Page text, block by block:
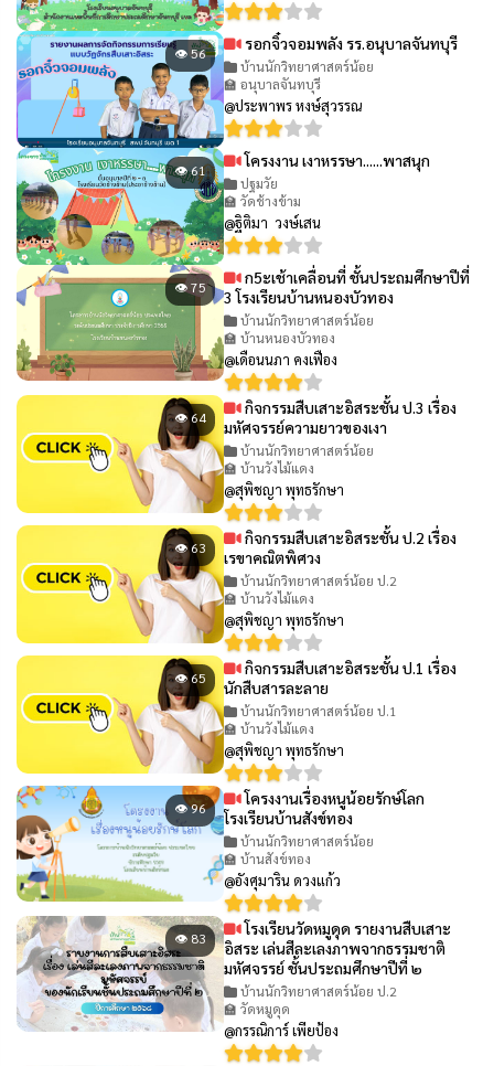
👁 56 รอกจิ๋วจอมพลัง รร.อนุบาลจันทบุรี
บ้านนักวิทยาศาสตร์น้อย
🏫 อนุบาลจันทบุรี
@ประพาพร หงษ์สุวรรณ
👁 61 โครงงาน เงาหรรษา......พาสนุก
ปฐมวัย
🏫 วัดช้างข้าม
@ฐิติมา วงษ์เสน
👁 75
ก5ะเช้าเคลื่อนที่ ชั้นประถมศึกษาปีที่
3 โรงเรียนบ้านหนองบัวทอง
บ้านนักวิทยาศาสตร์น้อย
🏫 บ้านหนองบัวทอง
@เดือนนภา คงเฟือง
👁 64
กิจกรรมสืบเสาะอิสระชั้น ป.3 เรื่อง
มหัศจรรย์ความยาวของเงา
บ้านนักวิทยาศาสตร์น้อย
🏫 บ้านวังไม้แดง
@สุพิชญา พุทธรักษา
👁 63
กิจกรรมสืบเสาะอิสระชั้น ป.2 เรื่อง
เรขาคณิตพิศวง
บ้านนักวิทยาศาสตร์น้อย ป.2
🏫 บ้านวังไม้แดง
@สุพิชญา พุทธรักษา
👁 65
กิจกรรมสืบเสาะอิสระชั้น ป.1 เรื่อง
นักสืบสารละลาย
บ้านนักวิทยาศาสตร์น้อย ป.1
🏫 บ้านวังไม้แดง
@สุพิชญา พุทธรักษา
👁 96
โครงงานเรื่องหนูน้อยรักษ์โลก
โรงเรียนบ้านสังข์ทอง
บ้านนักวิทยาศาสตร์น้อย
🏫 บ้านสังข์ทอง
@อังศุมาริน ดวงแก้ว
👁 83
โรงเรียนวัดหมูดุด รายงานสืบเสาะ
อิสระ เล่นสีละเลงภาพจากธรรมชาติ
มหัศจรรย์ ชั้นประถมศึกษาปีที่ ๒
บ้านนักวิทยาศาสตร์น้อย ป.2
🏫 วัดหมูดุด
@กรรณิการ์ เพียป้อง